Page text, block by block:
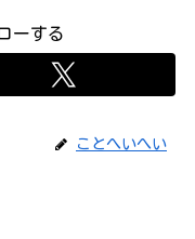
ーする
ことへいへい